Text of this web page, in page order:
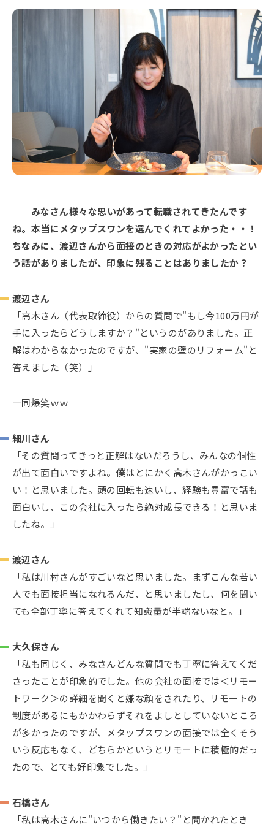
みなさん様々な思いがあって転職されてきたんです
ね。本当にメタップスワンを選んでくれてよかった・・！
ちなみに、渡辺さんから面接のときの対応がよかったとい
う話がありましたが、印象に残ることはありましたか？
渡辺さん
「高木さん（代表取締役）からの質問で"もし今100万円が
手に入ったらどうしますか？"というのがありました。正
解はわからなかったのですが、"実家の壁のリフォーム"と
答えました（笑）」
一同爆笑ｗｗ
細川さん
「その質問ってきっと正解はないだろうし、みんなの個性
が出て面白いですよね。僕はとにかく高木さんがかっこい
い！と思いました。頭の回転も速いし、経験も豊富で話も
面白いし、この会社に入ったら絶対成長できる！と思いま
したね。」
渡辺さん
「私は川村さんがすごいなと思いました。まずこんな若い
人でも面接担当になれるんだ、と思いましたし、何を聞い
ても全部丁寧に答えてくれて知識量が半端ないなと。」
大久保さん
「私も同じく、みなさんどんな質問でも丁寧に答えてくだ
さったことが印象的でした。他の会社の面接では＜リモー
トワーク＞の詳細を聞くと嫌な顔をされたり、リモートの
制度があるにもかかわらずそれをよしとしていないところ
が多かったのですが、メタップスワンの面接では全くそう
いう反応もなく、どちらかというとリモートに積極的だっ
たので、とても好印象でした。」
石橋さん
「私は高木さんに"いつから働きたい？"と聞かれたとき